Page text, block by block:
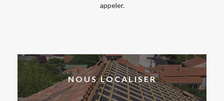
appeler.
NOUS LOCALISER